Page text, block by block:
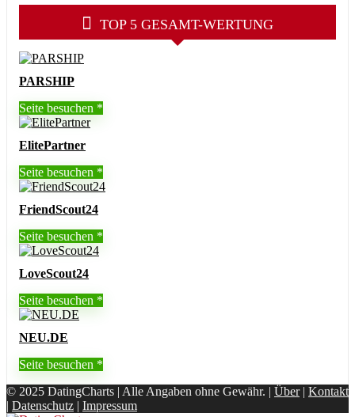
TOP 5 GESAMT-WERTUNG
PARSHIP
Seite besuchen
ElitePartner
Seite besuchen
FriendScout24
Seite besuchen
LoveScout24
Seite besuchen
NEU.DE
Seite besuchen
© 2025 DatingCharts | Alle Angaben ohne Gewähr. | Über| Kontakt
| Datenschutz | Impressum